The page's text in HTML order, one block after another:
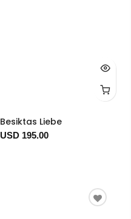
Besiktas Liebe
USD 195.00